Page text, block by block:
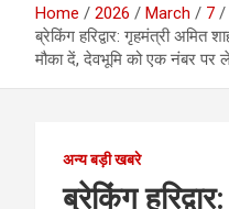
Home 2026 March
7
ब्रेकिंग हरिद्वार: गृहमंत्री
मौका दें, देवभूमि को एक नंबर पर
अन्य बड़ी खबरे
ब्रेकिंग